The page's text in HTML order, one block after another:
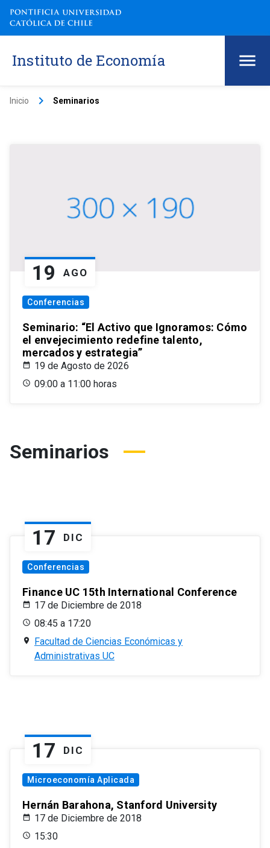
Instituto de Economía
Inicio keyboard_arrow_right Seminarios
19 AGO
Conferencias
Seminario: “El Activo que Ignoramos: Cómo
el envejecimiento redefine talento,
mercados y estrategia”
19 de Agosto de 2026
09:00 a 11:00 horas
Seminarios
17 DIC
Conferencias
Finance UC 15th International Conference
17 de Diciembre de 2018
08:45 a 17:20
Facultad de Ciencias Económicas y
Administrativas UC
17 DIC
Microeconomía Aplicada
Hernán Barahona, Stanford University
17 de Diciembre de 2018
15:30